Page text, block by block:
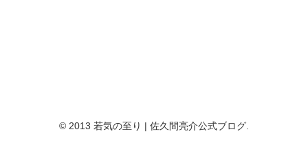
© 2013 若気の至り | 佐久間亮介公式ブログ.